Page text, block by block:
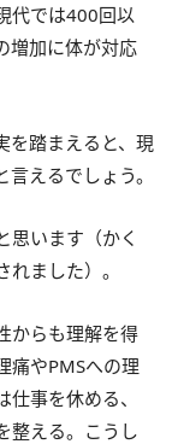
代では400回以
増加に体が対応
を踏まえると、現
えるでしょう。
思います（かく
ました）。
からも理解を得
痛やPMSへの理
事を休める、
整える。こうし